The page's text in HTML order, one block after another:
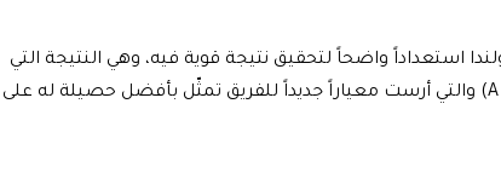
استعداداً واضحاً لتحقيق نتيجة قوية فيه، وهي النتيجة التي
تحققت بالمراكز الأول والثاني والرابع (A 1-2-4) والتي أرست معياراً جديداً للفريق تمثّل بأفضل حصيلة له على